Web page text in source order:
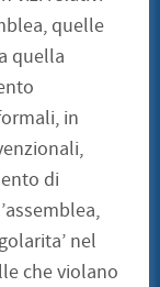
quelle
quella
in
di
nel
che violano